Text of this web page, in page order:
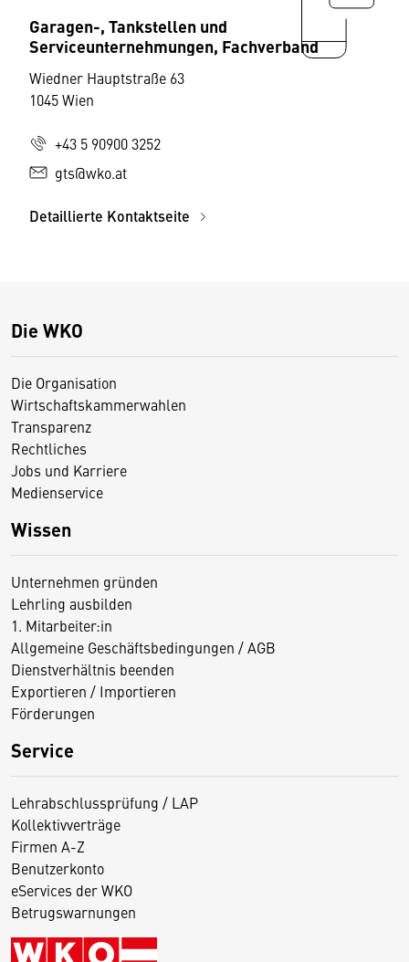
Garagen-, Tankstellen und
Serviceunternehmungen, Fachverband
Wiedner Hauptstraße 63
1045 Wien
+43 5 90900 3252
gts@wko.at
Detaillierte Kontaktseite
Die WKO
Die Organisation
Wirtschaftskammerwahlen
Transparenz
Rechtliches
Jobs und Karriere
Medienservice
Wissen
Unternehmen gründen
Lehrling ausbilden
1. Mitarbeiter:in
Allgemeine Geschäftsbedingungen / AGB
Dienstverhältnis beenden
Exportieren / Importieren
Förderungen
Service
Lehrabschlussprüfung / LAP
Kollektivverträge
Firmen A-Z
Benutzerkonto
eServices der WKO
Betrugswarnungen